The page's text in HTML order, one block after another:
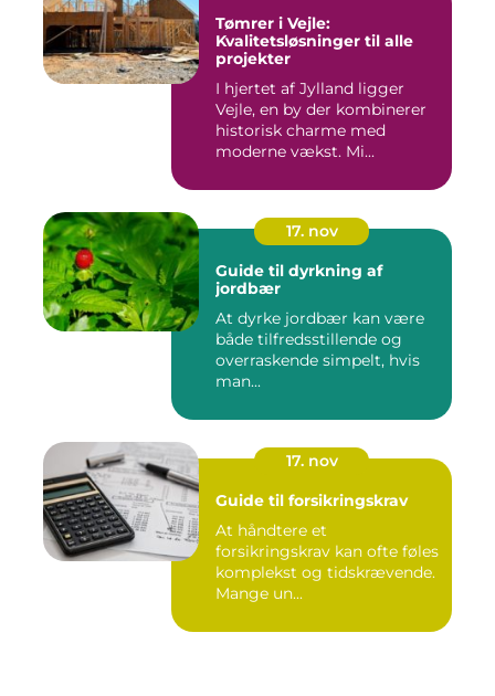
Tømrer i Vejle:
Kvalitetsløsninger til alle
projekter
I hjertet af Jylland ligger
Vejle, en by der kombinerer
historisk charme med
moderne vækst. Mi...
17. nov
Guide til dyrkning af
jordbær
At dyrke jordbær kan være
både tilfredsstillende og
overraskende simpelt, hvis
man...
17. nov
Guide til forsikringskrav
At håndtere et
forsikringskrav kan ofte føles
komplekst og tidskrævende.
Mange un...